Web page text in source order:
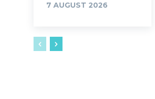
7 AUGUST 2026